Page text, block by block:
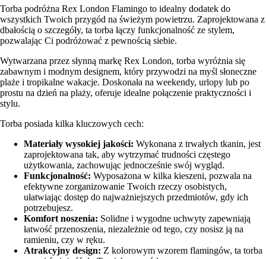
Torba podróżna Rex London Flamingo to idealny dodatek do
wszystkich Twoich przygód na świeżym powietrzu. Zaprojektowana z
dbałością o szczegóły, ta torba łączy funkcjonalność ze stylem,
pozwalając Ci podróżować z pewnością siebie.
Wytwarzana przez słynną markę Rex London, torba wyróżnia się
zabawnym i modnym designem, który przywodzi na myśl słoneczne
plaże i tropikalne wakacje. Doskonała na weekendy, urlopy lub po
prostu na dzień na plaży, oferuje idealne połączenie praktyczności i
stylu.
Torba posiada kilka kluczowych cech:
Materiały wysokiej jakości: Wykonana z trwałych tkanin, jest
zaprojektowana tak, aby wytrzymać trudności częstego
użytkowania, zachowując jednocześnie swój wygląd.
Funkcjonalność: Wyposażona w kilka kieszeni, pozwala na
efektywne zorganizowanie Twoich rzeczy osobistych,
ułatwiając dostęp do najważniejszych przedmiotów, gdy ich
potrzebujesz.
Komfort noszenia: Solidne i wygodne uchwyty zapewniają
łatwość przenoszenia, niezależnie od tego, czy nosisz ją na
ramieniu, czy w ręku.
Atrakcyjny design: Z kolorowym wzorem flamingów, ta torba